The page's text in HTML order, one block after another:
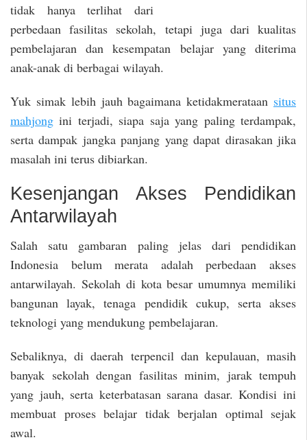
tidak hanya terlihat dari
perbedaan fasilitas sekolah, tetapi juga dari kualitas
pembelajaran dan kesempatan belajar yang diterima
anak-anak di berbagai wilayah.
Yuk simak lebih jauh bagaimana ketidakmerataan situs
mahjong ini terjadi, siapa saja yang paling terdampak,
serta dampak jangka panjang yang dapat dirasakan jika
masalah ini terus dibiarkan.
Kesenjangan Akses Pendidikan
Antarwilayah
Salah satu gambaran paling jelas dari pendidikan
Indonesia belum merata adalah perbedaan akses
antarwilayah. Sekolah di kota besar umumnya memiliki
bangunan layak, tenaga pendidik cukup, serta akses
teknologi yang mendukung pembelajaran.
Sebaliknya, di daerah terpencil dan kepulauan, masih
banyak sekolah dengan fasilitas minim, jarak tempuh
yang jauh, serta keterbatasan sarana dasar. Kondisi ini
membuat proses belajar tidak berjalan optimal sejak
awal.